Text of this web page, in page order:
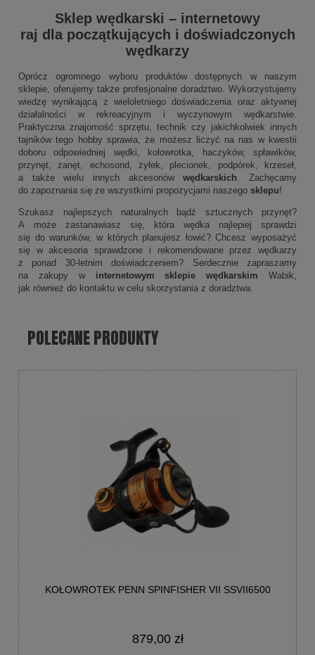
Sklep wędkarski – internetowy
raj dla początkujących i doświadczonych
wędkarzy
Oprócz ogromnego wyboru produktów dostępnych w naszym
sklepie, oferujemy także profesjonalne doradztwo. Wykorzystujemy
wiedzę wynikającą z wieloletniego doświadczenia oraz aktywnej
działalności w rekreacyjnym i wyczynowym wędkarstwie.
Praktyczna znajomość sprzętu, technik czy jakichkolwiek innych
tajników tego hobby sprawia, że możesz liczyć na nas w kwestii
doboru odpowiedniej wędki, kołowrotka, haczyków, spławików,
przynęt, zanęt, echosond, żyłek, plecionek, podpórek, krzeseł,
a także wielu innych akcesoriówwędkarskich . Zachęcamy
do zapoznania się ze wszystkimi propozycjami naszego sklepu!
Szukasz najlepszych naturalnych bądź sztucznych przynęt?
A może zastanawiasz się, która wędka najlepiej sprawdzi
się do warunków, w których planujesz łowić? Chcesz wyposażyć
się w akcesoria sprawdzone i rekomendowane przez wędkarzy
z ponad 30-letnim doświadczeniem? Serdecznie zapraszamy
na zakupy w internetowym sklepie wędkarskim Wabik,
jak również do kontaktu w celu skorzystania z doradztwa.
POLECANE PRODUKTY
KOŁOWROTEK PENN SPINFISHER VII SSVII6500
879,00 zł